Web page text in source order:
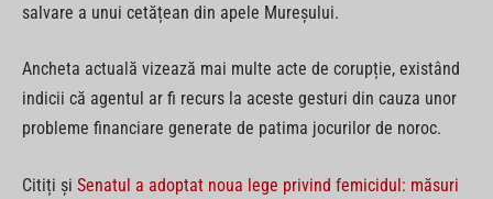
salvare a unui cetățean din apele Mureșului.
Ancheta actuală vizează mai multe acte de corupție, existând
indicii că agentul ar fi recurs la aceste gesturi din cauza unor
probleme financiare generate de patima jocurilor de noroc.
Citiți și Senatul a adoptat noua lege privind femicidul: măsuri